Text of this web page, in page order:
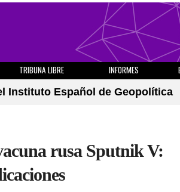
TRIBUNA LIBRE INFORMES
Instituto Español de Geopolítica
rusa Sputnik V: